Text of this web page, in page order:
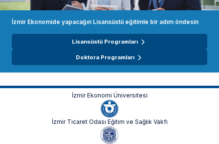
İzmir Ekonomide yapacağın Lisansüstü eğitimle bir adım öndesin
Lisansüstü Programları
Doktora Programları
İzmir Ekonomi Üniversitesi
İzmir Ticaret Odası Eğitim ve Sağlık Vakfı